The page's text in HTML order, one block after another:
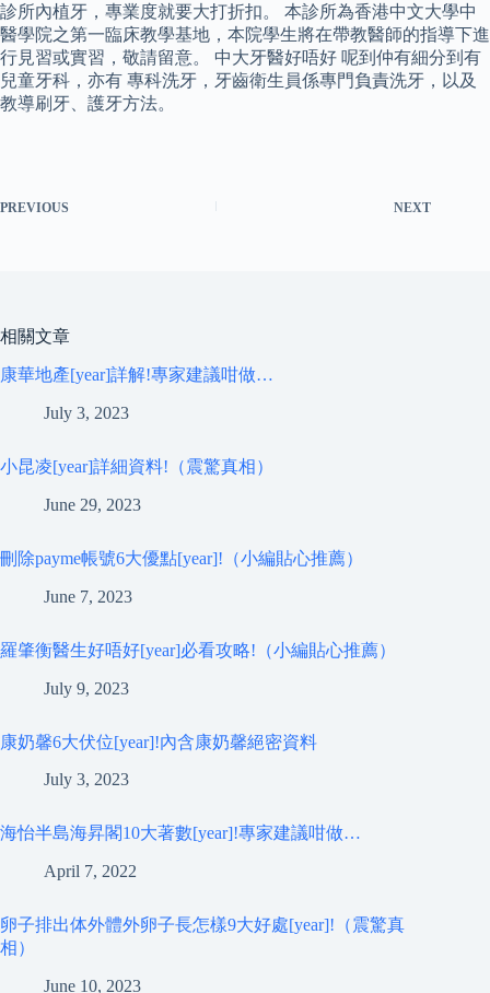
診所內植牙，專業度就要大打折扣。 本診所為香港中文大學中
醫學院之第一臨床教學基地，本院學生將在帶教醫師的指導下進
行見習或實習，敬請留意。 中大牙醫好唔好 呢到仲有細分到有
兒童牙科，亦有 專科洗牙，牙齒衛生員係專門負責洗牙，以及
教導刷牙、護牙方法。
PREVIOUS NEXT
相關文章
康華地產[year]詳解!專家建議咁做…
July 3, 2023
小昆凌[year]詳細資料!（震驚真相）
June 29, 2023
刪除payme帳號6大優點[year]!（小編貼心推薦）
June 7, 2023
羅肇衡醫生好唔好[year]必看攻略!（小編貼心推薦）
July 9, 2023
康奶馨6大伏位[year]!內含康奶馨絕密資料
July 3, 2023
海怡半島海昇閣10大著數[year]!專家建議咁做…
April 7, 2022
卵子排出体外體外卵子長怎樣9大好處[year]!（震驚真
相）
June 10, 2023